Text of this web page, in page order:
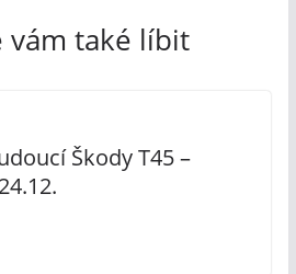
vám také líbit
Škody T45 –